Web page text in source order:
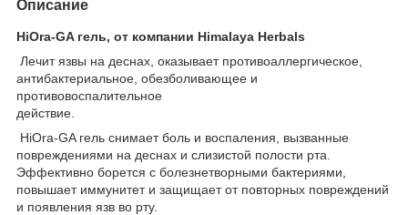
Описание
HiOra-GA гель, от компании Himalaya Herbals
Лечит язвы на деснах, оказывает противоаллергическое,
антибактериальное, обезболивающее и
противовоспалительное
действие.
HiOra-GA гель снимает боль и воспаления, вызванные
повреждениями на деснах и слизистой полости рта.
Эффективно борется с болезнетворными бактериями,
повышает иммунитет и защищает от повторных повреждений
и появления язв во рту.